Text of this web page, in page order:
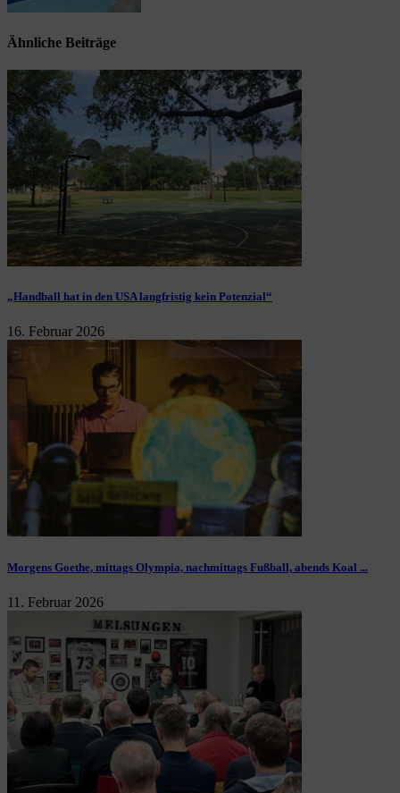
Ähnliche Beiträge
„Handball hat in den USA langfristig kein Potenzial“
16. Februar 2026
Morgens Goethe, mittags Olympia, nachmittags Fußball, abends Koal ...
11. Februar 2026